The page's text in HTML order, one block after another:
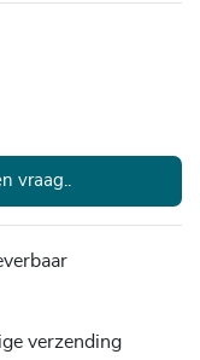
vraag..
verzending